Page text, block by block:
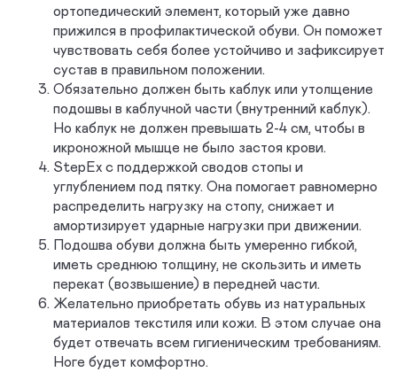
ортопедический элемент, который уже давно
прижился в профилактической обуви. Он поможет
чувствовать себя более устойчиво и зафиксирует
сустав в правильном положении.
Обязательно должен быть каблук или утолщение
подошвы в каблучной части (внутренний каблук).
Но каблук не должен превышать 2-4 см, чтобы в
икроножной мышце не было застоя крови.
StepEx с поддержкой сводов стопы и
углублением под пятку. Она помогает равномерно
распределить нагрузку на стопу, снижает и
амортизирует ударные нагрузки при движении.
Подошва обуви должна быть умеренно гибкой,
иметь среднюю толщину, не скользить и иметь
перекат (возвышение) в передней части.
Желательно приобретать обувь из натуральных
материалов текстиля или кожи. В этом случае она
будет отвечать всем гигиеническим требованиям.
Ноге будет комфортно.